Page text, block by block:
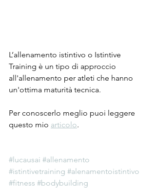
L’allenamento istintivo o Istintive
Training è un tipo di approccio
all'allenamento per atleti che hanno
un'ottima maturità tecnica.
Per conoscerlo meglio puoi leggere
questo mio articolo.
#lucausai #allenamento
#istintivetraining #alenamentoistintivo
#fitness #bodybuilding